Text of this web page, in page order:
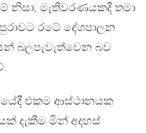
මැතිවරණයකදී තමා
රටේ දේශපාලන
බලපැවැත්වෙන බව
එකම ආස්ථානයක
දැකීම මින් අදහස්